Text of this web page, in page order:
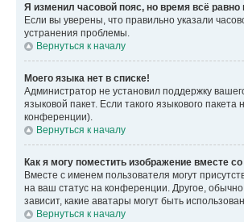
Я изменил часовой пояс, но время всё равно
Если вы уверены, что правильно указали
устранения проблемы.
Вернуться к началу
Моего языка нет в списке!
Администратор не установил поддержку
языковой пакет. Если такого языкового
конференции).
Вернуться к началу
Как я могу поместить изображение вместе
Вместе с именем пользователя могут
на ваш статус на конференции. Другое,
зависит, какие аватары могут быть
Вернуться к началу